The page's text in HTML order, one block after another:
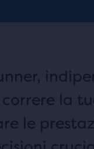
correre la
le